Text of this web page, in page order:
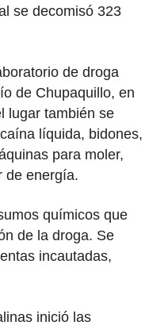
se decomisó 323
de droga
de Chupaquillo, en
lugar también se
líquida, bidones,
para moler,
de energía.
químicos que
de la droga. Se
incautadas,
inició las